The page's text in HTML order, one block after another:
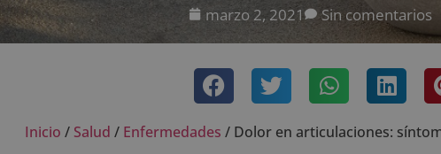
marzo 2, 2021 Sin comentarios
Inicio / Salud / Enfermedades / Dolor en articulaciones: